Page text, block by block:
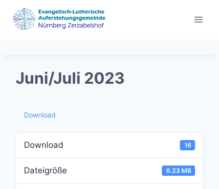
Inhalt
springen
Juni/Juli 2023
Download
Download 16
Dateigröße 6.23 MB